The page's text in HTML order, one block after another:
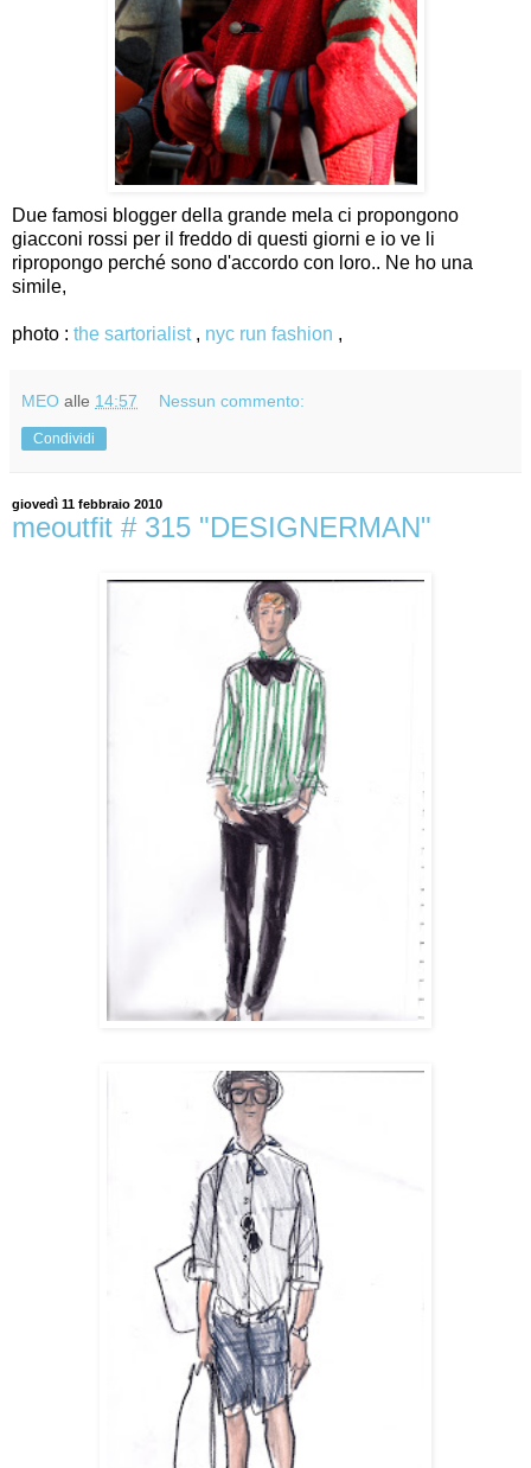
Due famosi blogger della grande mela ci propongono
giacconi rossi per il freddo di questi giorni e io ve li
ripropongo perché sono d'accordo con loro.. Ne ho una
simile,
photo : the sartorialist, nyc run fashion ,
MEO alle 14:57 Nessun commento:
Condividi
giovedì 11 febbraio 2010
meoutfit # 315 "DESIGNERMAN"